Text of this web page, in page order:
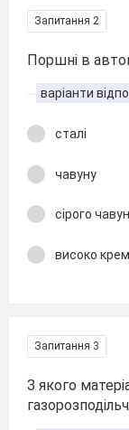
Запитання 2
Поршні в
варіанти
сталі
чавуну
сірого
високо
Запитання 3
З якого